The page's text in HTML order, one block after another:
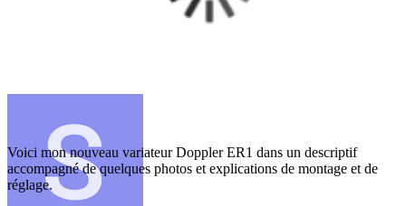
Voici mon nouveau variateur Doppler ER1 dans un descriptif
accompagné de quelques photos et explications de montage et de
réglage.